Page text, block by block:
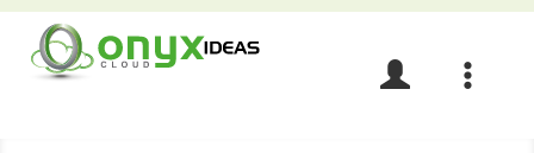
Acceso
e